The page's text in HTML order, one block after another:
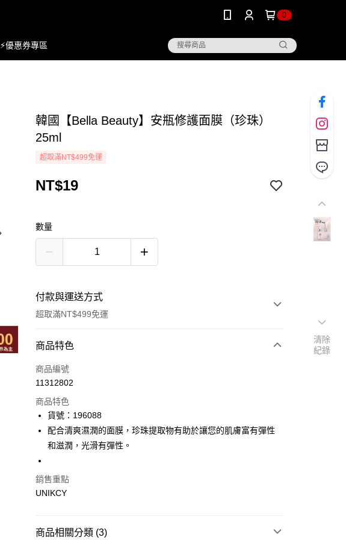
0
⚡優惠券專區
韓國【Bella Beauty】安瓶修護面膜（珍珠）
25ml
超取滿NT$499免運
NT$19
數量
付款與運送方式
超取滿NT$499免運
付款方式
icash Pay
超商取貨付款
LINE Pay
街口支付
商品特色
商品編號
11312802
商品特色
貨號：196088
配合清爽濕潤的面膜，珍珠提取物有助於讓您的肌膚富有彈性
和滋潤，光滑有彈性。
銷售重點
UNIKCY
商品相關分類 (3)
清除
紀錄